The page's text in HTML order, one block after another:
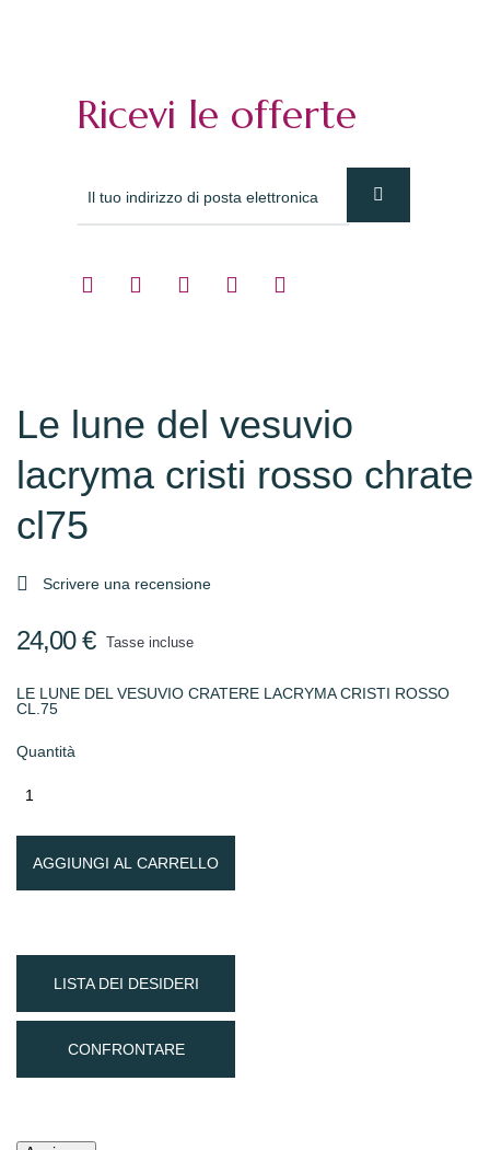
Ricevi le offerte
Le lune del vesuvio
lacryma cristi rosso chrate
cl75
 Scrivere una recensione
24,00 € Tasse incluse
LE LUNE DEL VESUVIO CRATERE LACRYMA CRISTI ROSSO
CL.75
Quantità
AGGIUNGI AL CARRELLO
LISTA DEI DESIDERI
CONFRONTARE